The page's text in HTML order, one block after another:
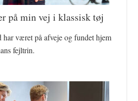
på min vej i klassisk tøj
været på afveje og fundet hjem
fejltrin.